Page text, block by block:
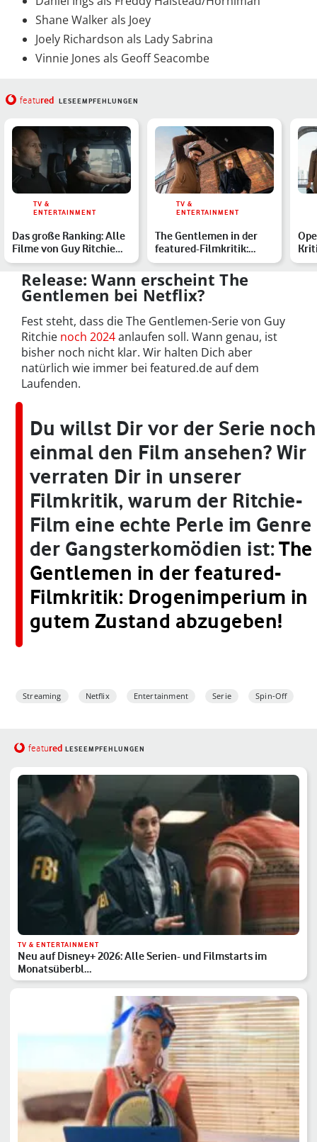
Shane Walker als Joey
Joely Richardson als Lady Sabrina
Vinnie Jones als Geoff Seacombe
featured LESEEMPFEHLUNGEN
TV &
ENTERTAINMENT
Das große Ranking: Alle
Filme von Guy Ritchie
sortiert von gut na…
TV &
ENTERTAINMENT
The Gentlemen in der
featured-Filmkritik:
Drogenimperium in
gutem…
Release: Wann erscheint The
Gentlemen bei Netflix?
Fest steht, dass die The Gentlemen-Serie von Guy
Ritchie noch 2024anlaufen soll. Wann genau, ist
bisher noch nicht klar. Wir halten Dich aber
natürlich wie immer bei featured.de auf dem
Laufenden.
Du willst Dir vor der Serie noch
einmal den Film ansehen? Wir
verraten Dir in unserer
Filmkritik, warum der Ritchie-
Film eine echte Perle im Genre
der Gangsterkomödien ist:The
Gentlemen in der featured-
Filmkritik: Drogenimperium in
gutem Zustand abzugeben!
Streaming Netflix Entertainment Serie Spin-Off
featured LESEEMPFEHLUNGEN
TV & ENTERTAINMENT
Neu auf Disney+ 2026: Alle Serien- und Filmstarts im
Monatsüberbl…